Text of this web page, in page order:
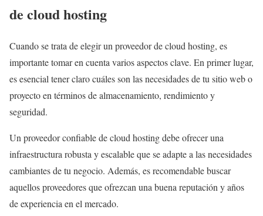
de cloud hosting
Cuando se trata de elegir un proveedor de cloud hosting, es
importante tomar en cuenta varios aspectos clave. En primer lugar,
es esencial tener claro cuáles son las necesidades de tu sitio web o
proyecto en términos de almacenamiento, rendimiento y
seguridad.
Un proveedor confiable de cloud hosting debe ofrecer una
infraestructura robusta y escalable que se adapte a las necesidades
cambiantes de tu negocio. Además, es recomendable buscar
aquellos proveedores que ofrezcan una buena reputación y años
de experiencia en el mercado.